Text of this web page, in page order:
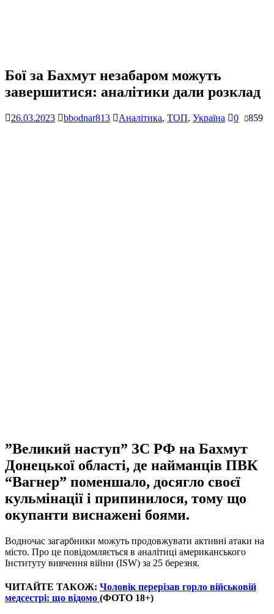
Бої за Бахмут незабаром можуть
завершитися: аналітики дали розклад
26.03.2023 bbodnar813 Аналітика, ТОП, Україна 0 859
”Великий наступ” ЗС РФ на Бахмут
Донецької області, де найманців ПВК
“Вагнер” поменшало, досягло своєї
кульмінації і припинилося, тому що
окупанти виснажені боями.
Водночас загарбники можуть продовжувати активні атаки на
місто. Про це повідомляється в аналітиці американського
Інституту вивчення війни (ISW) за 25 березня.
ЧИТАЙТЕ ТАКОЖ: Чоловік перерізав горло військовій
медсестрі: що відомо (ФОТО 18+)